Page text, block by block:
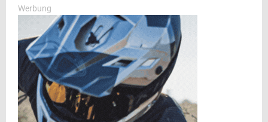
o
:
Werbung